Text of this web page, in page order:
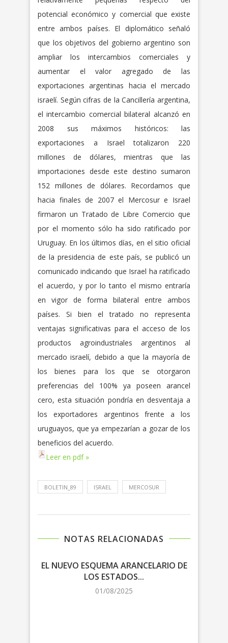
potencial económico y comercial que existe
entre ambos países. El diplomático señaló
que los objetivos del gobierno argentino son
ampliar los intercambios comerciales y
aumentar el valor agregado de las
exportaciones argentinas hacia el mercado
israelí. Según cifras de la Cancillería argentina,
el intercambio comercial bilateral alcanzó en
2008 sus máximos históricos: las
exportaciones a Israel totalizaron 220
millones de dólares, mientras que las
importaciones desde este destino sumaron
152 millones de dólares. Recordamos que
hacia finales de 2007 el Mercosur e Israel
firmaron un Tratado de Libre Comercio que
por el momento sólo ha sido ratificado por
Uruguay. En los últimos días, en el sitio oficial
de la presidencia de este país, se publicó un
comunicado indicando que Israel ha ratificado
el acuerdo, y por lo tanto el mismo entraría
en vigor de forma bilateral entre ambos
países. Si bien el tratado no representa
ventajas significativas para el acceso de los
productos agroindustriales argentinos al
mercado israelí, debido a que la mayoría de
los bienes para los que se otorgaron
preferencias del 100% ya poseen arancel
cero, esta situación pondría en desventaja a
los exportadores argentinos frente a los
uruguayos, que ya empezarían a gozar de los
beneficios del acuerdo.
Leer en pdf »
BOLETIN_89 ISRAEL MERCOSUR
NOTAS RELACIONADAS
EL NUEVO ESQUEMA ARANCELARIO DE
LOS ESTADOS...
01/08/2025